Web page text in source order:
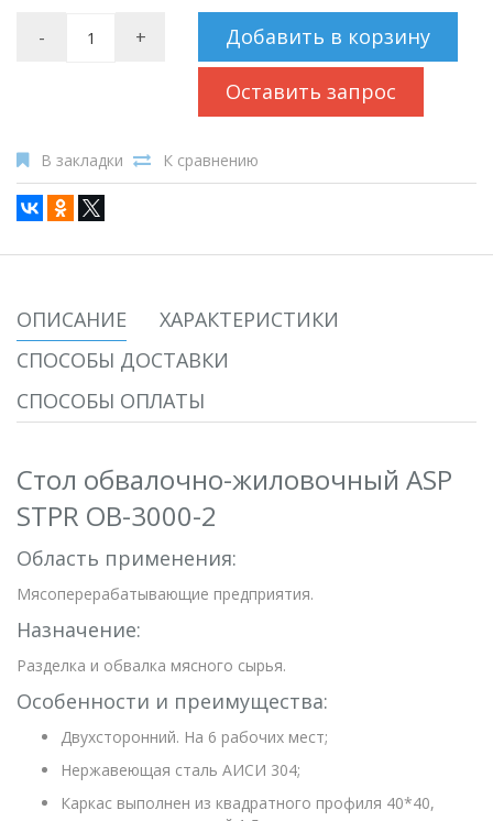
- + Добавить в корзину
Оставить запрос
В закладки К сравнению
ОПИСАНИЕ
ХАРАКТЕРИСТИКИ
СПОСОБЫ ДОСТАВКИ
СПОСОБЫ ОПЛАТЫ
Стол обвалочно-жиловочный ASP
STPR OB-3000-2
Область применения:
Мясоперерабатывающие предприятия.
Назначение:
Разделка и обвалка мясного сырья.
Особенности и преимущества:
Двухсторонний. На 6 рабочих мест;
Нержавеющая сталь АИСИ 304;
Каркас выполнен из квадратного профиля 40*40,